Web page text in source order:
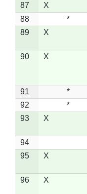
87
X
88
*
89
X
90 X
91 *
92
*
93
X
94
95
X
96 X